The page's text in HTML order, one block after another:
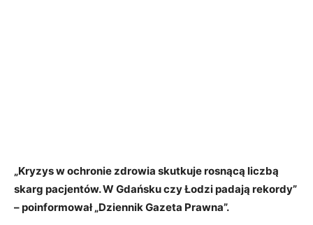
„Kryzys w ochronie zdrowia skutkuje rosnącą liczbą
skarg pacjentów. W Gdańsku czy Łodzi padają rekordy”
– poinformował „Dziennik Gazeta Prawna”.